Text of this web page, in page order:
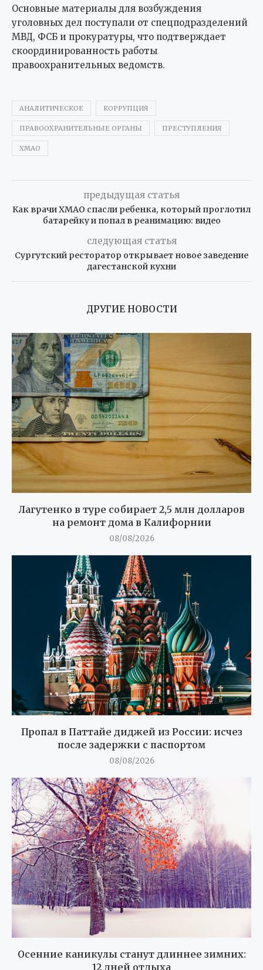
Основные материалы для возбуждения
уголовных дел поступали от спецподразделений
МВД, ФСБ и прокуратуры, что подтверждает
скоординированность работы
правоохранительных ведомств.
АНАЛИТИЧЕСКОЕ КОРРУПЦИЯ
ПРАВООХРАНИТЕЛЬНЫЕ ОРГАНЫ ПРЕСТУПЛЕНИЯ
ХМАО
предыдущая статья
Как врачи ХМАО спасли ребенка, который проглотил
батарейку и попал в реанимацию: видео
следующая статья
Сургутский ресторатор открывает новое заведение
дагестанской кухни
ДРУГИЕ НОВОСТИ
Лагутенко в туре собирает 2,5 млн долларов
на ремонт дома в Калифорнии
08/08/2026
Пропал в Паттайе диджей из России: исчез
после задержки с паспортом
08/08/2026
Осенние каникулы станут длиннее зимних:
12 дней отдыха